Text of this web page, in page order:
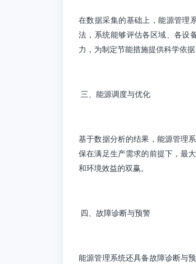
在数据采集的基础上，能源管理
法，系统能够评估各区域、各设
力，为制定节能措施提供科学依据
三、能源调度与优化
基于数据分析的结果，能源管理
保在满足生产需求的前提下，最
和环境效益的双赢。
四、故障诊断与预警
能源管理系统还具备故障诊断与